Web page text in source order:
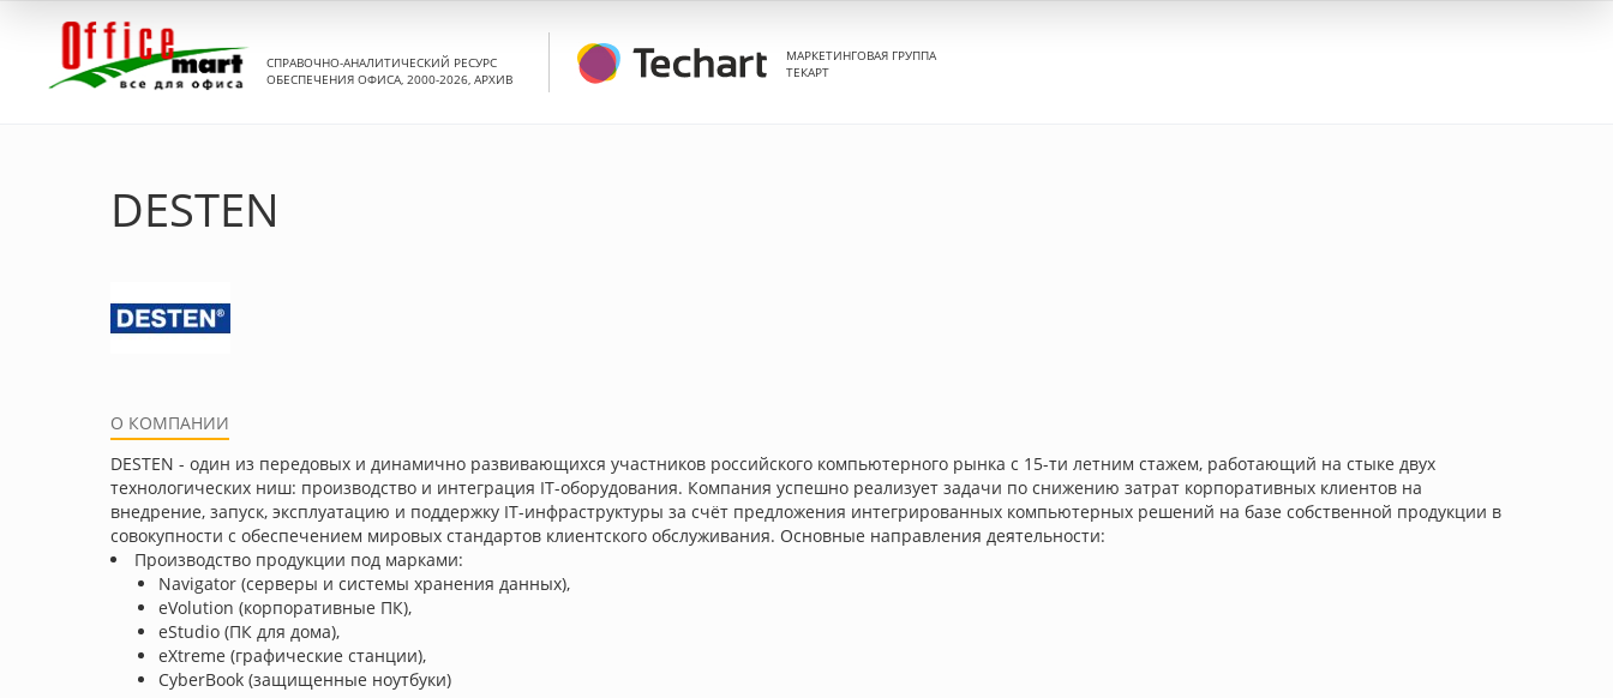
СПРАВОЧНО-АНАЛИТИЧЕСКИЙ РЕСУРС
ОБЕСПЕЧЕНИЯ ОФИСА, 2000-2026, АРХИВ
МАРКЕТИНГОВАЯ ГРУППА
ТЕКАРТ
DESTEN
О КОМПАНИИ
DESTEN - один из передовых и динамично развивающихся участников российского компьютерного рынка с 15-ти летним стажем, работающий на стыке двух
технологических ниш: производство и интеграция IT-оборудования. Компания успешно реализует задачи по снижению затрат корпоративных клиентов на
внедрение, запуск, эксплуатацию и поддержку IT-инфраструктуры за счёт предложения интегрированных компьютерных решений на базе собственной продукции в
совокупности с обеспечением мировых стандартов клиентского обслуживания. Основные направления деятельности:
Производство продукции под марками:
Navigator (серверы и системы хранения данных),
eVolution (корпоративные ПК),
eStudio (ПК для дома),
eXtreme (графические станции),
CyberBook (защищенные ноутбуки)